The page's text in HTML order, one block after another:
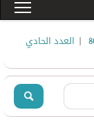
| العدد الحادي